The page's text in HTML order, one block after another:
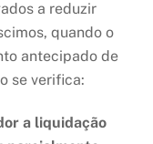
a reduzir
quando o
antecipado de
se verifica:
a liquidação